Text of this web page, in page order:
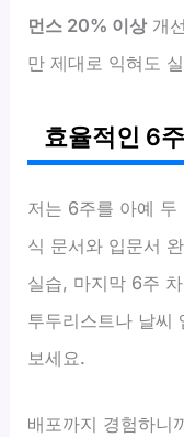
먼스 20% 이상개
만 제대로 익혀도
효율적인 6
저는 6주를 아예
식 문서와 입문서
실습, 마지막 6주
투두리스트나 날씨
보세요.
배포까지 경험하니